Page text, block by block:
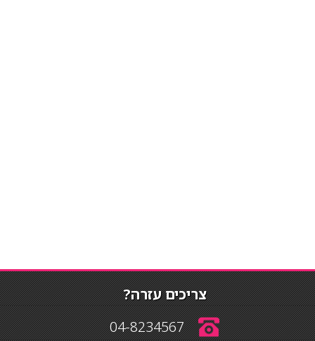
צריכים עזרה?
04-8234567